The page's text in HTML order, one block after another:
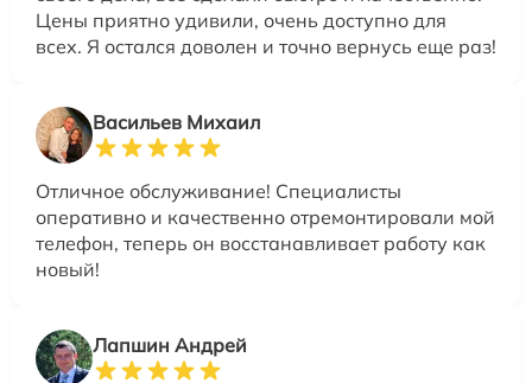
Цены приятно удивили, очень доступно для
всех. Я остался доволен и точно вернусь еще раз!
Васильев Михаил
Отличное обслуживание! Специалисты
оперативно и качественно отремонтировали мой
телефон, теперь он восстанавливает работу как
новый!
Лапшин Андрей